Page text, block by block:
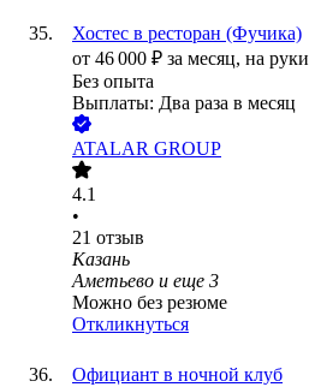
Хостес в ресторан (Фучика)
от 46 000 ₽ за месяц, на руки
Без опыта
Выплаты: Два раза в месяц
ATALAR GROUP
4.1
•
21 отзыв
Казань
Аметьево и еще 3
Можно без резюме
Откликнуться
Официант в ночной клуб